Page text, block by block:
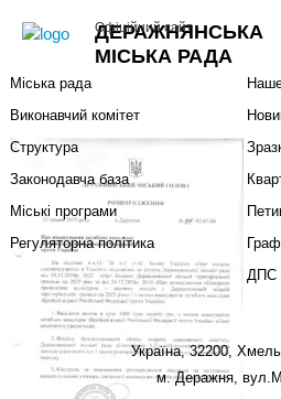
ДЕРАЖНЯНСЬКА
МІСЬКА РАДА
Офіційний сайт+ Створити
Міський голова
Міська рада
Виконавчий комітет
Структура
Законодавча база
Міські програми
Регуляторна політика
ДПС
Україна, 32200,
м. Деражня,